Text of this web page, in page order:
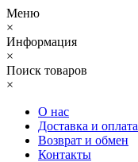
Меню
×
Информация
×
Поиск товаров
×
О нас
Доставка и оплата
Возврат и обмен
Контакты